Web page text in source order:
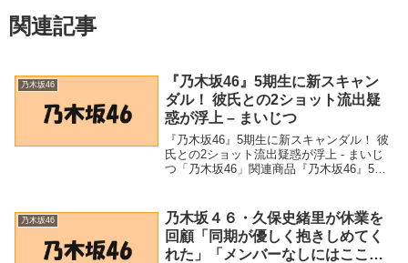
関連記事
乃木坂46
『乃木坂46』5期生に新スキャン
ダル！ 彼氏との2ショット流出疑
惑が浮上 – まいじつ
『乃木坂46』5期生に新スキャンダル！ 彼
氏との2ショット流出疑惑が浮上 - まいじ
つ「乃木坂46」関連商品『乃木坂46』5期
期生に新スキャンダル！ 彼氏...
乃木坂46
乃木坂４６・久保史緒里が休業を
回顧「同期が優しく抱きしめてく
れた」「メンバーなしにはここに